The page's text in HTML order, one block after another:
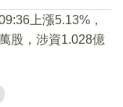
上漲5.13%，
股，涉資1.028億